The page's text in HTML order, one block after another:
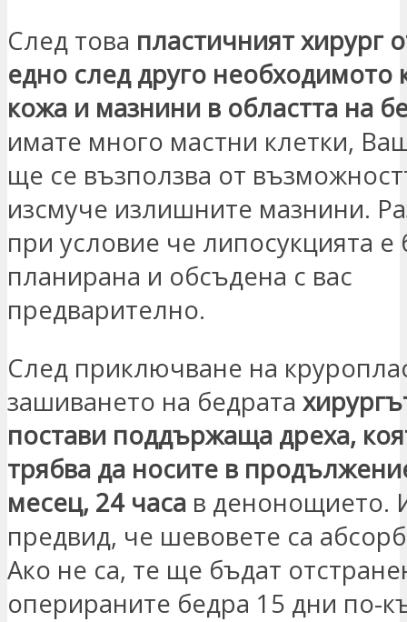
След това пластичният хирург
едно след друго необходимото
кожа и мазнини в областта на
имате много мастни клетки,
ще се възползва от
изсмуче излишните мазнини.
при условие че липосукцията е
планирана и обсъдена с вас
предварително.
След приключване на
зашиването на бедрата
постави поддържаща дреха,
трябва да носите в
месец, 24 часа в денонощието.
предвид, че шевовете са
Ако не са, те ще бъдат
оперираните бедра 15 дни по-